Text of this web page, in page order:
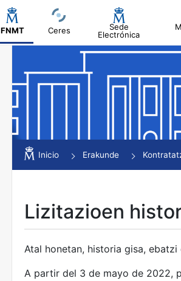
FNMT Ceres
Sede
Electrónica
Erakutsi/Ezkutatu
Erakutsi/Ezkutatu
Erakutsi/Ezkutatu
Inicio Erakunde
Lizitazioen
Atal honetan, historia gisa,
A partir del 3 de mayo de 2022,